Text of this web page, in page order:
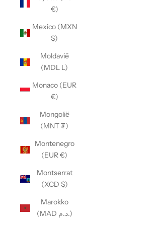
€)
Mexico (MXN
$)
Moldavië
(MDL L)
Monaco (EUR
€)
Mongolië
(MNT ₮)
Montenegro
(EUR €)
Montserrat
(XCD $)
Marokko
(MAD د.م.)